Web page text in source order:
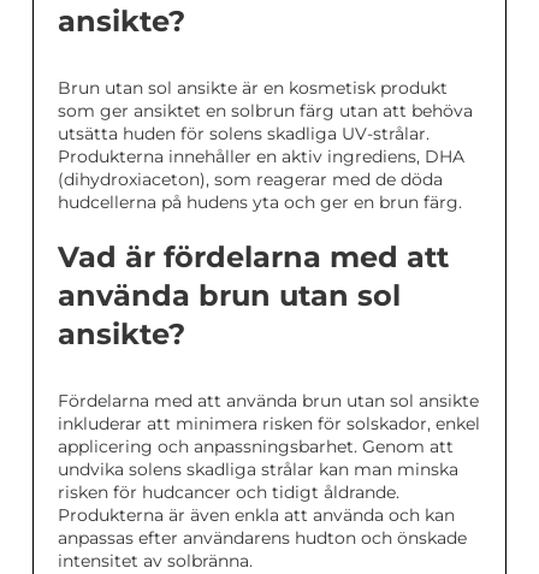
ansikte?
Brun utan sol ansikte är en kosmetisk produkt
som ger ansiktet en solbrun färg utan att behöva
utsätta huden för solens skadliga UV-strålar.
Produkterna innehåller en aktiv ingrediens, DHA
(dihydroxiaceton), som reagerar med de döda
hudcellerna på hudens yta och ger en brun färg.
Vad är fördelarna med att
använda brun utan sol
ansikte?
Fördelarna med att använda brun utan sol ansikte
inkluderar att minimera risken för solskador, enkel
applicering och anpassningsbarhet. Genom att
undvika solens skadliga strålar kan man minska
risken för hudcancer och tidigt åldrande.
Produkterna är även enkla att använda och kan
anpassas efter användarens hudton och önskade
intensitet av solbränna.